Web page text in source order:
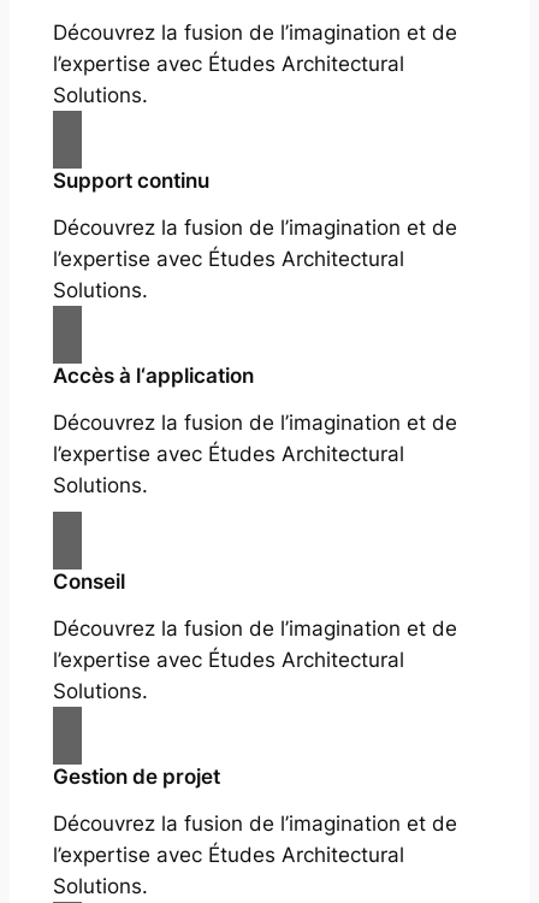
Découvrez la fusion de l’imagination et de
l’expertise avec Études Architectural
Solutions.
Support continu
Découvrez la fusion de l’imagination et de
l’expertise avec Études Architectural
Solutions.
Accès à l‘application
Découvrez la fusion de l’imagination et de
l’expertise avec Études Architectural
Solutions.
Conseil
Découvrez la fusion de l’imagination et de
l’expertise avec Études Architectural
Solutions.
Gestion de projet
Découvrez la fusion de l’imagination et de
l’expertise avec Études Architectural
Solutions.